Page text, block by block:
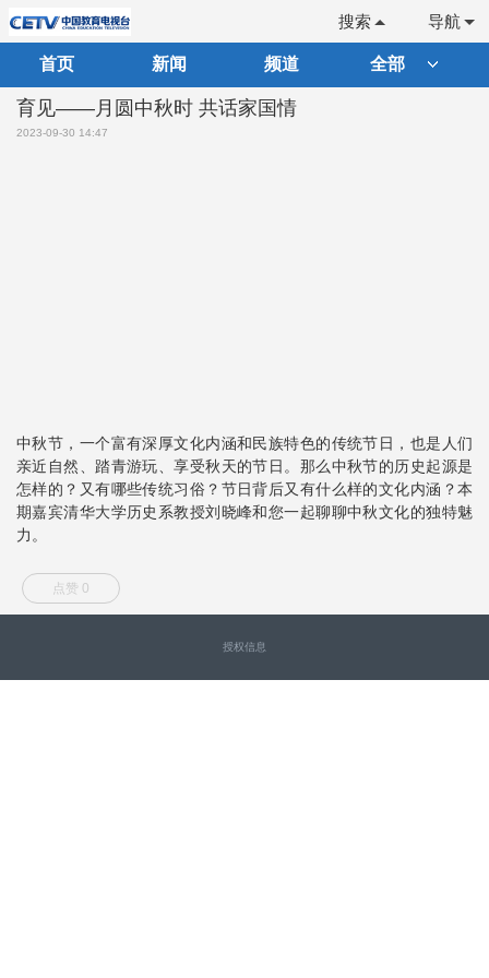
导航
搜索
首页 新闻 频道 全部
育见——月圆中秋时 共话家国情
2023-09-30 14:47
中秋节，一个富有深厚文化内涵和民族特色的传统节日，也是人们
亲近自然、踏青游玩、享受秋天的节日。那么中秋节的历史起源是
怎样的？又有哪些传统习俗？节日背后又有什么样的文化内涵？本
期嘉宾清华大学历史系教授刘晓峰和您一起聊聊中秋文化的独特魅
力。
点赞 0
授权信息